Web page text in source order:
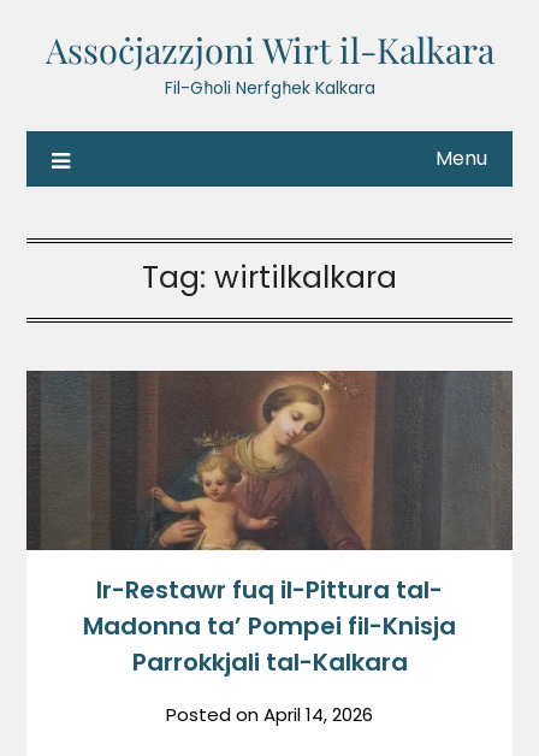
Assoċjazzjoni Wirt il-Kalkara
Fil-Għoli Nerfgħek Kalkara
Menu
Tag: wirtilkalkara
Ir-Restawr fuq il-Pittura tal-
Madonna ta’ Pompei fil-Knisja
Parrokkjali tal-Kalkara
Posted onApril 14, 2026